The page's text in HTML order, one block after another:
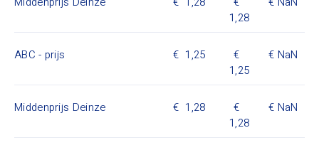
1,28
ABC - prijs
1,25
1,25
NaN
Middenprijs Deinze
1,28
1,28
NaN